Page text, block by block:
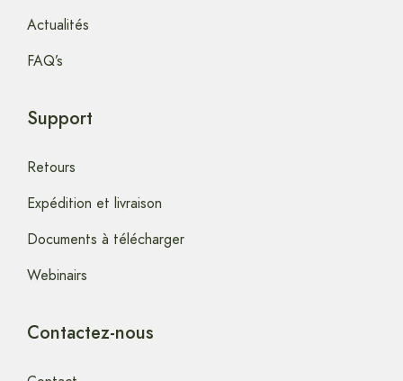
Actualités
FAQ’s
Support
Retours
Expédition et livraison
Documents à télécharger
Webinairs
Contactez-nous